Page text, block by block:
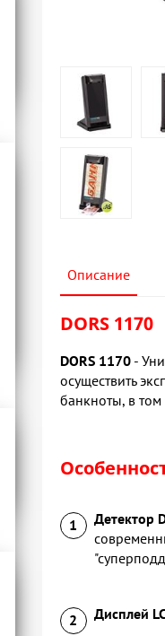
Описание
DORS 1170
DORS 1170-
осуществить
банкноты, в том
Детектор
Дисплей